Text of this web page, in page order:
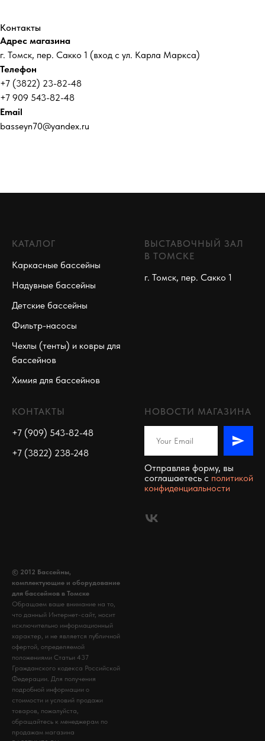
Контакты
Адрес магазина
г. Томск, пер. Сакко 1 (вход с ул. Карла Маркса)
Телефон
+7 (3822) 23-82-48
+7 909 543-82-48
Email
basseyn70@yandex.ru
КАТАЛОГ
Каркасные бассейны
Надувные бассейны
Детские бассейны
Фильтр-насосы
Чехлы (тенты) и ковры для
бассейнов
Химия для бассейнов
ВЫСТАВОЧНЫЙ ЗАЛ
В ТОМСКЕ
г. Томск, пер. Сакко 1
КОНТАКТЫ
+7 (909) 543-82-48
+7 (3822) 238-248
НОВОСТИ МАГАЗИНА
Отправляя форму, вы
соглашаетесь c политикой
конфиденциальности
© 2012 Бассейны,
комплектующие и оборудование
для бассейнов в Томске
Обращаем ваше внимание на то,
что данный Интернет-сайт, носит
исключительно информационный
характер, и не является публичной
офертой, определяемой
положениями Статьи 437
Гражданского кодекса Российской
Федерации. Для получения
подробной информации о
стоимости и условий продажи
товаров, пожалуйста,
обращайтесь к менеджерам по
продажам магазина